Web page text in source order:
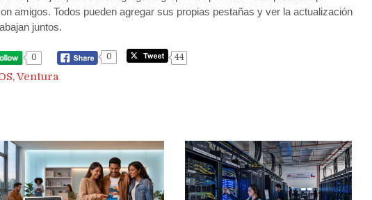
amigos. Todos pueden agregar sus propias pestañas y ver la actualización
juntos.
0 0 44
,Ventura